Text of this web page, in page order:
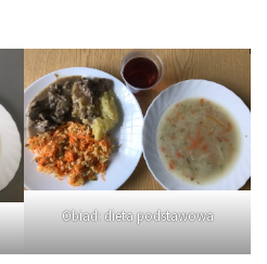
Obiad: dieta podstawowa